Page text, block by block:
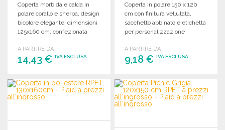
Coperta morbida e calda in
polare corallo e sherpa, design
bicolore elegante, dimensioni
125x160 cm, confezionata
A PARTIRE DA
14,43 € IVA ESCLUSA
ORDINARE
Richiedi un preventivo
Coperta in polare 150 x 120
cm con finitura vellutata,
sacchetto abbinato e etichetta
per personalizzazione
A PARTIRE DA
9,18 €IVA ESCLUSA
ORDINARE
Richiedi un preventivo